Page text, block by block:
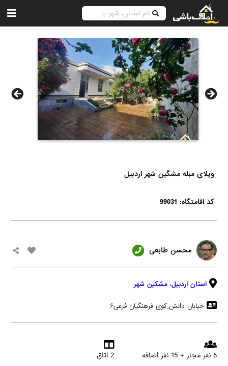
ویلای مبله مشگین شهر اردبیل
کد اقامتگاه: 99031
محسن طابعی
استان اردبیل، مشکین شهر
خیابان دانش_کوی فرهنگیان فرعی۶
6 نفر مجاز + 15 نفر اضافه 2 اتاق